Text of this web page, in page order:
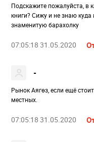
Подскажите пожалуйста, в
книги? Сижу и не знаю куда
знаменитую барахолку
07:05:18 31.05.2020
-
Рынок Аягөз, если ещё
местных.
07:05:18 31.05.2020